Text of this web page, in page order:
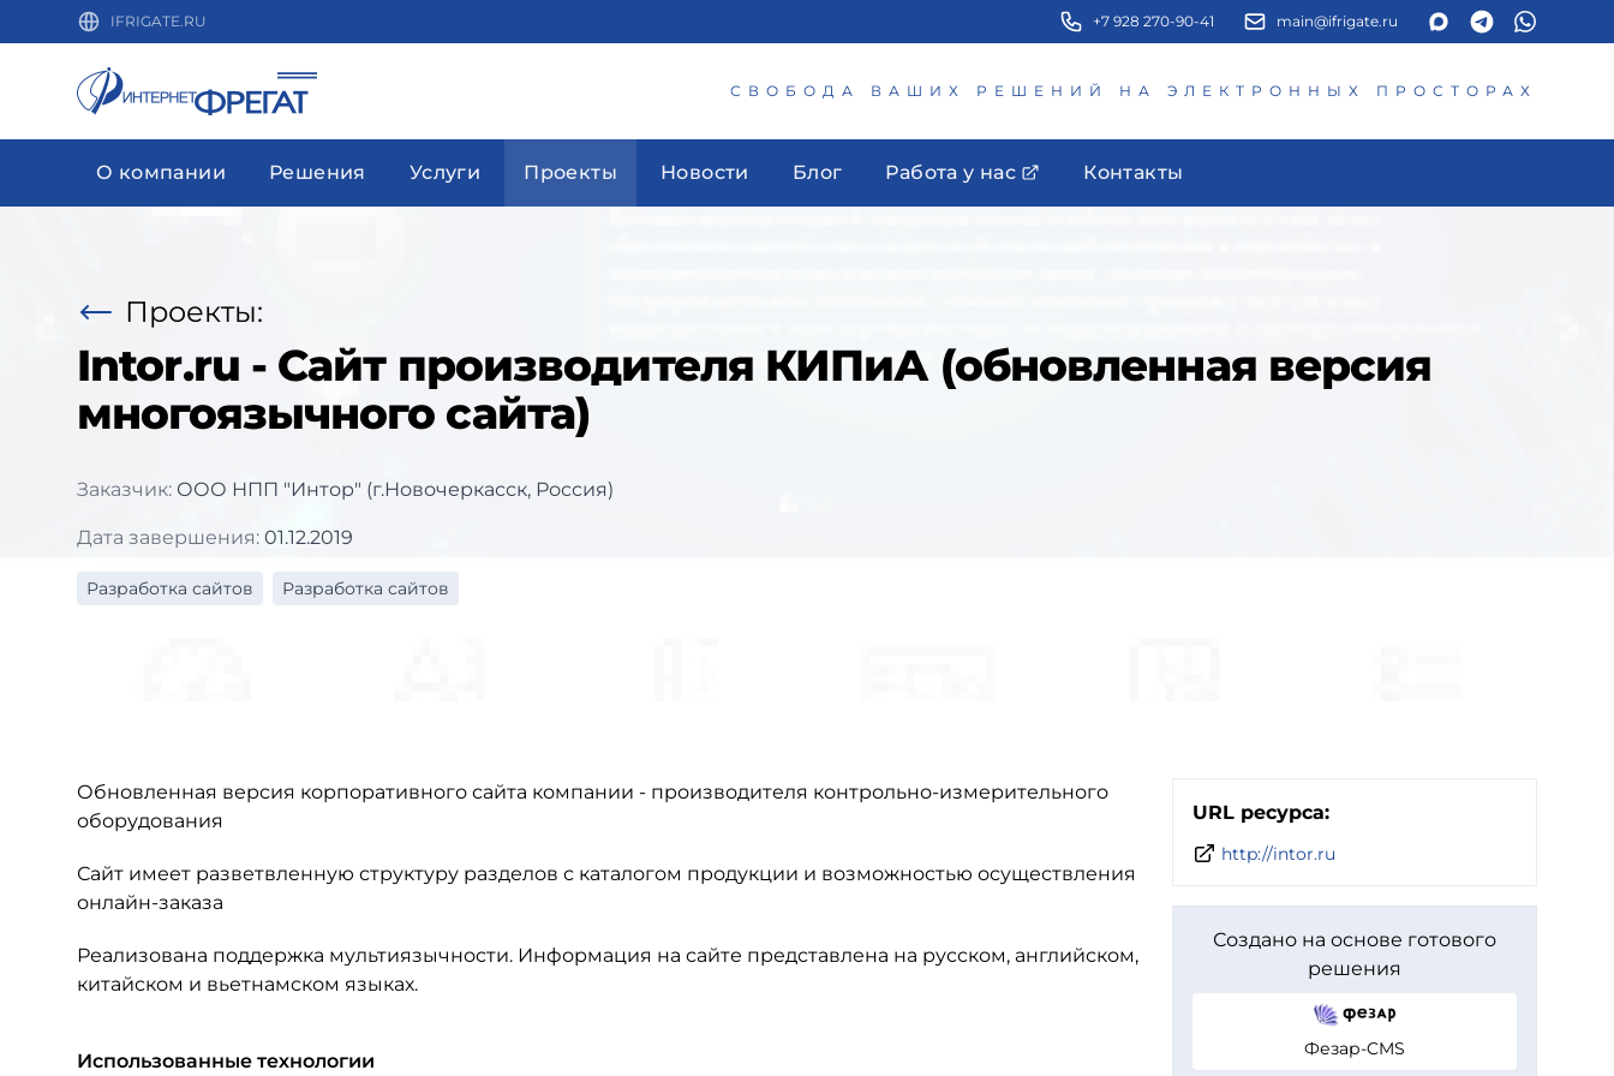
IFRIGATE.RU +7 928 270-90-41 main@ifrigate.ru
СВОБОДА ВАШИХ РЕШЕНИЙ НА ЭЛЕКТРОННЫХ ПРОСТОРАХ
О компании Решения Услуги Проекты Новости Блог Работа у нас Контакты
Проекты:
Intor.ru - Сайт производителя КИПиА (обновленная версия
многоязычного сайта)
Заказчик: ООО НПП "Интор" (г.Новочеркасск, Россия)
Дата завершения: 01.12.2019
Разработка сайтов Разработка сайтов
Обновленная версия корпоративного сайта компании - производителя контрольно-измерительного
оборудования
Сайт имеет разветвленную структуру разделов с каталогом продукции и возможностью осуществления
онлайн-заказа
Реализована поддержка мультиязычности. Информация на сайте представлена на русском, английском,
китайском и вьетнамском языках.
Использованные технологии
URL ресурса:
http://intor.ru
Создано на основе готового
решения
Фезар-CMS